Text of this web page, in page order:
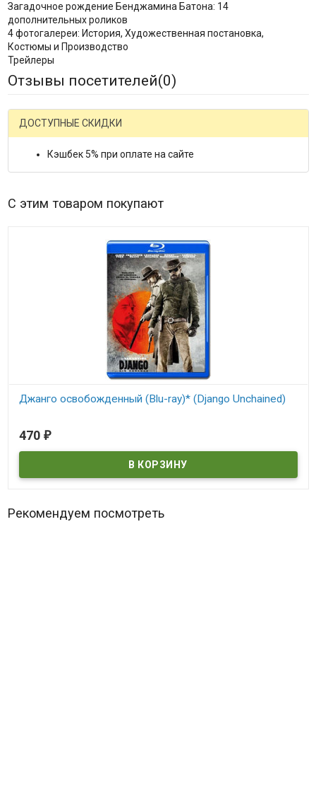
Загадочное рождение Бенджамина Батона: 14
дополнительных роликов
4 фотогалереи: История, Художественная постановка,
Костюмы и Производство
Трейлеры
Отзывы посетителей(0)
ДОСТУПНЫЕ СКИДКИ
Кэшбек 5% при оплате на сайте
С этим товаром покупают
Джанго освобожденный (Blu-ray)* (Django Unchained)
470 ₽
Рекомендуем посмотреть